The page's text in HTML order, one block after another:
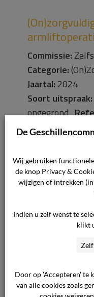
Commissie:
Categorie:
Jaartal: 2024
Soort uitspraak:
ongegrond
223752/244251
Waar gaat de
over de vraag of
heeft gehandeld.
14 november
ondergaan in de
ontevreden was
Die operatie
De
Wij gebruiken
de knop Privacy &
wijzigen of intrekken
Indien u zelf wenst te
klikt
Door op 'Accepteren' te
van alle cookies zoals